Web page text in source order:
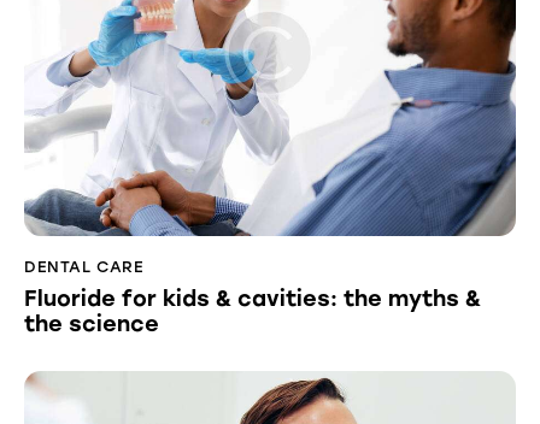
DENTAL CARE
Fluoride for kids & cavities: the myths &
the science